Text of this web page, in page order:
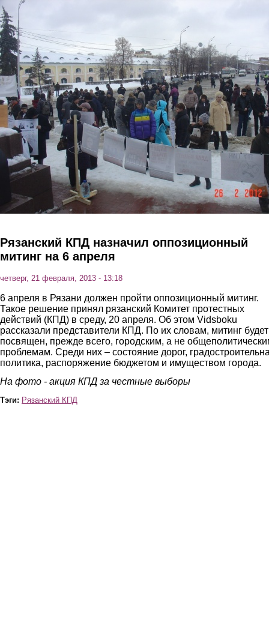
Перейти к основному содержанию
Рязанский КПД назначил оппозиционный
митинг на 6 апреля
четверг, 21 февраля, 2013 - 13:18
6 апреля в Рязани должен пройти оппозиционный митинг.
Такое решение принял рязанский Комитет протестных
действий (КПД) в среду, 20 апреля. Об этом Vidsboku
рассказали представители КПД. По их словам, митинг будет
посвящен, прежде всего, городским, а не
проблемам. Среди них – состояние дорог,
политика, распоряжение бюджетом и имуществом города.
На фото - акция КПД за честные выборы
Тэги: Рязанский КПД